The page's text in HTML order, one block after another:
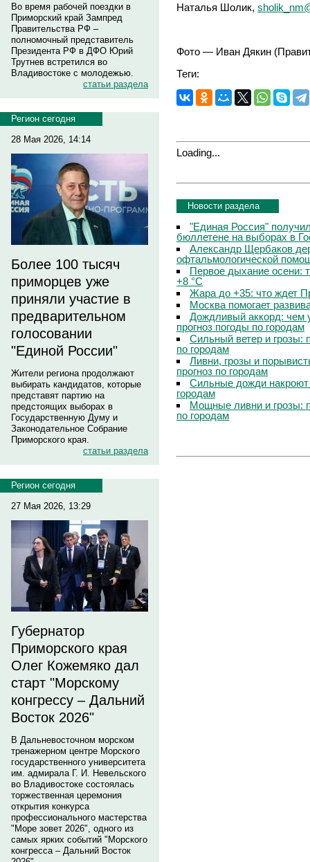
Во время рабочей поездки в
Приморский край Зампред
Правительства РФ –
полномочный представитель
Президента РФ в ДФО Юрий
Трутнев встретился во
Владивостоке с молодежью.
статьи раздела
Регион сегодня
28 Мая 2026, 14:14
Более 100 тысяч
приморцев уже
приняли участие в
предварительном
голосовании
"Единой России"
Жители региона продолжают
выбирать кандидатов, которые
представят партию на
предстоящих выборах в
Государственную Думу и
Законодательное Собрание
Приморского края.
статьи раздела
Регион сегодня
27 Мая 2026, 13:29
Губернатор
Приморского края
Олег Кожемяко дал
старт "Морскому
конгрессу – Дальний
Восток 2026"
В Дальневосточном морском
тренажерном центре Морского
государственного университета
им. адмирала Г. И. Невельского
во Владивостоке состоялась
торжественная церемония
открытия конкурса
профессионального мастерства
"Море зовет 2026", одного из
самых ярких событий "Морского
конгресса – Дальний Восток
Наталья Шолик,
Фото — Иван Дякин
Теги:
Loading...
Новости раздела
"Единая Россия"
бюллетене на выборах в
Александр Щербаков
офтальмологической
Первое дыхание осени:
+8 °C
Жара до +35: что ждет
Москва помогает
Дождливый аккорд: чем
прогноз погоды по городам
Сильный ветер и грозы:
по городам
Ливни, грозы и
прогноз по городам
Сильные дожди
городам
Мощные ливни и грозы:
по городам